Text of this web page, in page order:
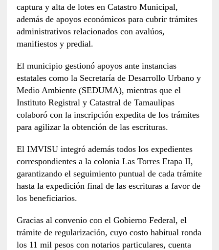
captura y alta de lotes en Catastro Municipal,
además de apoyos económicos para cubrir trámites
administrativos relacionados con avalúos,
manifiestos y predial.
El municipio gestionó apoyos ante instancias
estatales como la Secretaría de Desarrollo Urbano y
Medio Ambiente (SEDUMA), mientras que el
Instituto Registral y Catastral de Tamaulipas
colaboró con la inscripción expedita de los trámites
para agilizar la obtención de las escrituras.
El IMVISU integró además todos los expedientes
correspondientes a la colonia Las Torres Etapa II,
garantizando el seguimiento puntual de cada trámite
hasta la expedición final de las escrituras a favor de
los beneficiarios.
Gracias al convenio con el Gobierno Federal, el
trámite de regularización, cuyo costo habitual ronda
los 11 mil pesos con notarios particulares, cuenta